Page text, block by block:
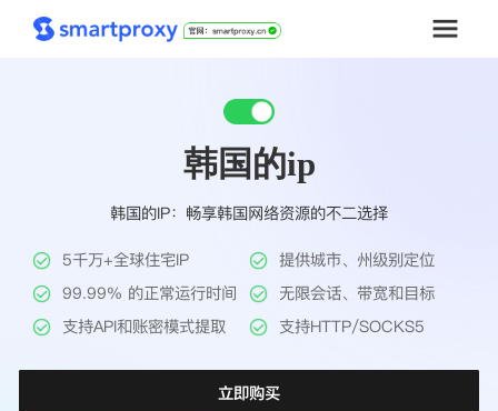
工具
帮助中心
韩国的ip
韩国的IP：畅享韩国网络资源的不二选择
5千万+全球住宅IP
提供城市、州级别定位
99.99% 的正常运行时间
无限会话、带宽和目标
支持API和账密模式提取
支持HTTP/SOCKS5
立即购买